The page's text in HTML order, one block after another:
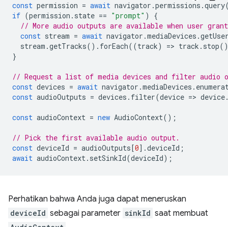
const permission = await navigator .permissions .query
if (permission . state == "prompt" )
{
// More audio outputs are available when user
const stream = await navigator .mediaDevices .
stream .getTracks(). forEach((track) => track . stop
}
// Request a list of media devices and filter audio
const devices = await navigator .mediaDevices .
const audioOutputs = devices . filter(device => device
const audioContext = new AudioContext();
// Pick the first available audio output.
const deviceId = audioOutputs[0].deviceId ;
await audioContext. setSinkId(deviceId);
Perhatikan bahwa Anda juga dapat meneruskan
deviceId sebagai parameter sinkId saat membuat